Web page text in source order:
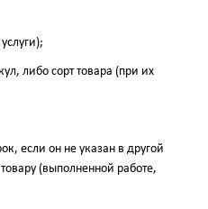
либо сорт товара (при их
если он не указан в другой
(выполненной работе,